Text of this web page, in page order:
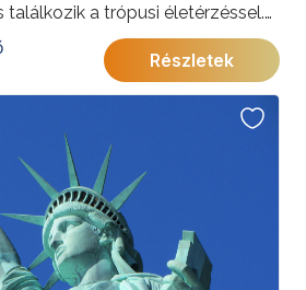
találkozik a trópusi életérzéssel.
deco hangulat és kulturális
felejthetetlen utazáson.
az Amerikai Egyesült
Részletek